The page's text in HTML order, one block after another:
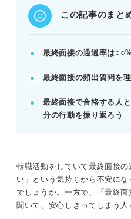
面接中は会話を意識し
る。
POINT：面接後はお礼
記事の該当箇所を見
転職の最終面接で合
定って本当？ 通過率
役割を把握！ 今ま
対面での一問一答だ
面接のパターン
この記事のまと
最終面接の通過率は
最終面接の頻出質問を
最終面接で合格する人
分の行動を振り返ろう
転職活動をしていて最終面接
い」という気持ちから不安に
でしょうか。一方で、「最終
聞いて、安心しきってしまう人